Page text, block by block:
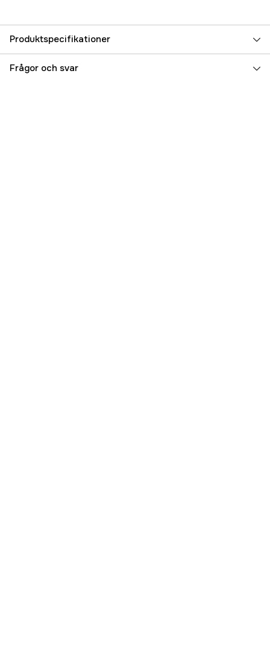
Produktspecifikationer
Referensnummer 5000022637
Frågor och svar